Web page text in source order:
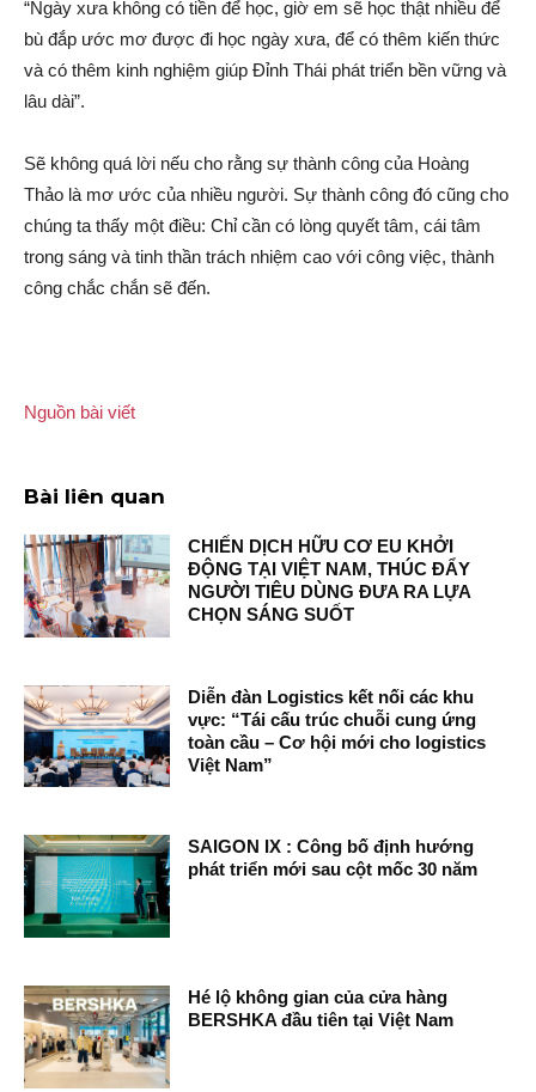
“Ngày xưa không có tiền để học, giờ em sẽ học thật nhiều để
bù đắp ước mơ được đi học ngày xưa, để có thêm kiến thức
và có thêm kinh nghiệm giúp Đỉnh Thái phát triển bền vững và
lâu dài”.
Sẽ không quá lời nếu cho rằng sự thành công của Hoàng
Thảo là mơ ước của nhiều người. Sự thành công đó cũng cho
chúng ta thấy một điều: Chỉ cần có lòng quyết tâm, cái tâm
trong sáng và tinh thần trách nhiệm cao với công việc, thành
công chắc chắn sẽ đến.
Nguồn bài viết
Bài liên quan
CHIẾN DỊCH HỮU CƠ EU KHỞI
ĐỘNG TẠI VIỆT NAM, THÚC ĐẨY
NGƯỜI TIÊU DÙNG ĐƯA RA LỰA
CHỌN SÁNG SUỐT
Diễn đàn Logistics kết nối các khu
vực: “Tái cấu trúc chuỗi cung ứng
toàn cầu – Cơ hội mới cho logistics
Việt Nam”
SAIGON IX : Công bố định hướng
phát triển mới sau cột mốc 30 năm
Hé lộ không gian của cửa hàng
BERSHKA đầu tiên tại Việt Nam